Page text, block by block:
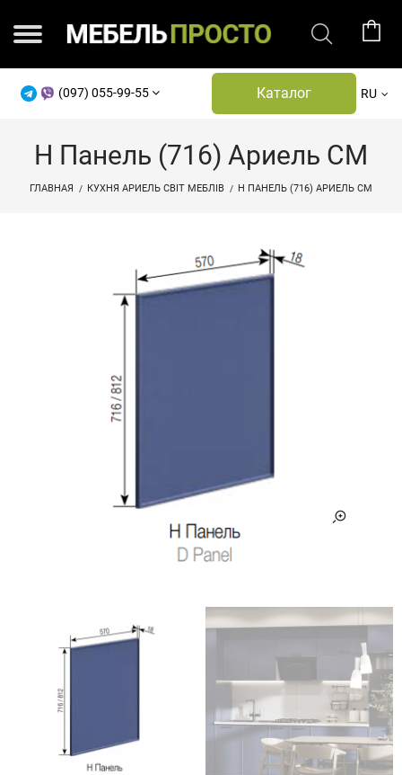
(097) 055-99-55 Каталог RU
Н Панель (716) Ариель СМ
ГЛАВНАЯ КУХНЯ АРИЕЛЬ СВІТ МЕБЛІВ Н ПАНЕЛЬ (716) АРИЕЛЬ СМ